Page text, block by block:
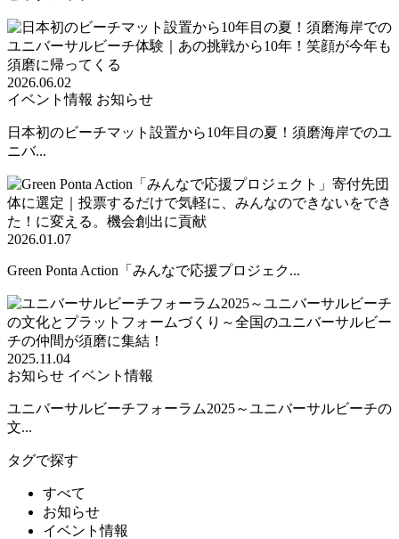
2026.06.02
イベント情報 お知らせ
日本初のビーチマット設置から10年目の夏！須磨海岸でのユ
ニバ...
2026.01.07
Green Ponta Action「みんなで応援プロジェク...
2025.11.04
お知らせ イベント情報
ユニバーサルビーチフォーラム2025～ユニバーサルビーチの
文...
タグで探す
すべて
お知らせ
イベント情報